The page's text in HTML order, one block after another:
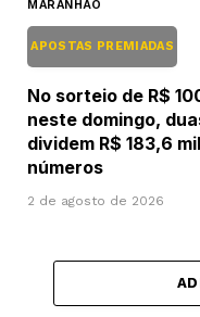
MARANHÃO
APOSTAS PREMIADAS
No sorteio de R$
neste domingo,
dividem R$ 183,6
números
2 de agosto de 2026